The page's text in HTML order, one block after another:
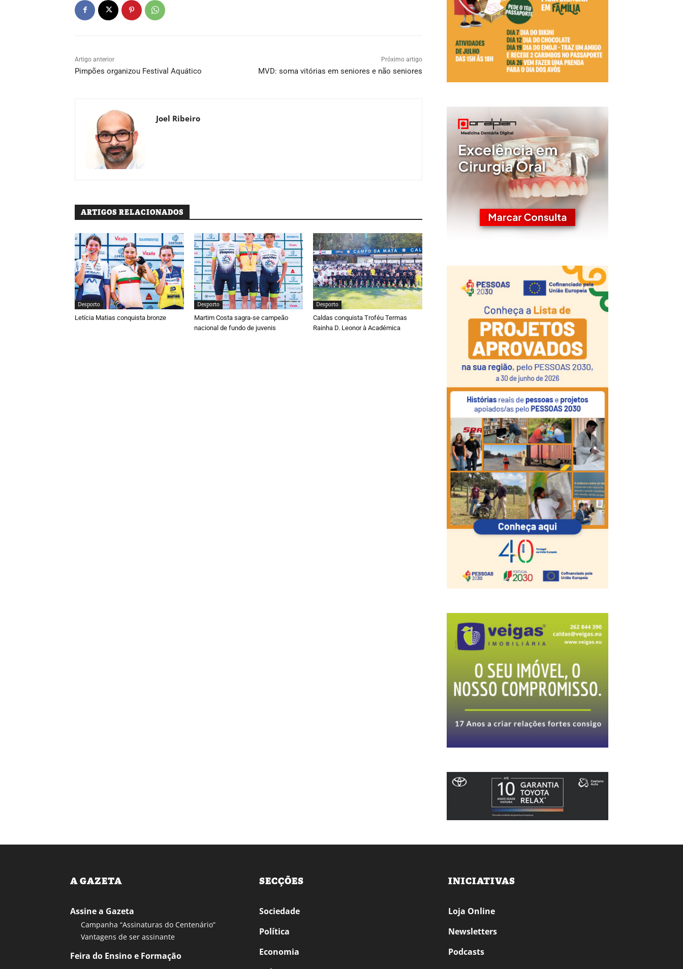
Artigo anterior
Pimpões organizou Festival Aquático
Próximo artigo
MVD: soma vitórias em seniores e não seniores
Joel Ribeiro
ARTIGOS RELACIONADOS
Desporto
Letícia Matias conquista bronze
Desporto
Martim Costa sagra-se campeão
nacional de fundo de juvenis
Desporto
Caldas conquista Troféu Termas
Rainha D. Leonor à Académica
A GAZETA
Assine a Gazeta
Campanha “Assinaturas do Centenário”
Vantagens de ser assinante
Feira do Ensino e Formação
SECÇÕES
Sociedade
Política
Economia
INICIATIVAS
Loja Online
Newsletters
Podcasts